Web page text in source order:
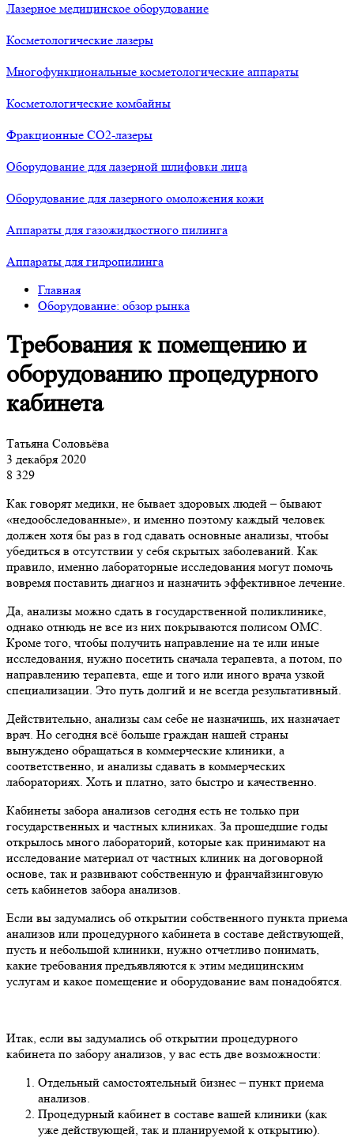
Лазерное медицинское оборудование
Косметологические лазеры
Многофункциональные косметологические аппараты
Косметологические комбайны
Фракционные СО2-лазеры
Оборудование для лазерной шлифовки лица
Оборудование для лазерного омоложения кожи
Аппараты для газожидкостного пилинга
Аппараты для гидропилинга
Главная
Оборудование: обзор рынка
Требования к помещению и
оборудованию процедурного
кабинета
Татьяна Соловьёва
3 декабря 2020
8 329
Как говорят медики, не бывает здоровых людей – бывают
«недообследованные», и именно поэтому каждый человек
должен хотя бы раз в год сдавать основные анализы, чтобы
убедиться в отсутствии у себя скрытых заболеваний. Как
правило, именно лабораторные исследования могут помочь
вовремя поставить диагноз и назначить эффективное лечение.
Да, анализы можно сдать в государственной поликлинике,
однако отнюдь не все из них покрываются полисом ОМС.
Кроме того, чтобы получить направление на те или иные
исследования, нужно посетить сначала терапевта, а потом, по
направлению терапевта, еще и того или иного врача узкой
специализации. Это путь долгий и не всегда результативный.
Действительно, анализы сам себе не назначишь, их назначает
врач. Но сегодня всё больше граждан нашей страны
вынуждено обращаться в коммерческие клиники, а
соответственно, и анализы сдавать в коммерческих
лабораториях. Хоть и платно, зато быстро и качественно.
Кабинеты забора анализов сегодня есть не только при
государственных и частных клиниках. За прошедшие годы
открылось много лабораторий, которые как принимают на
исследование материал от частных клиник на договорной
основе, так и развивают собственную и франчайзинговую
сеть кабинетов забора анализов.
Если вы задумались об открытии собственного пункта приема
анализов или процедурного кабинета в составе действующей,
пусть и небольшой клиники, нужно отчетливо понимать,
какие требования предъявляются к этим медицинским
услугам и какое помещение и оборудование вам понадобятся.
Итак, если вы задумались об открытии процедурного
кабинета по забору анализов, у вас есть две возможности:
Отдельный самостоятельный бизнес – пункт приема
анализов.
Процедурный кабинет в составе вашей клиники (как
уже действующей, так и планируемой к открытию).